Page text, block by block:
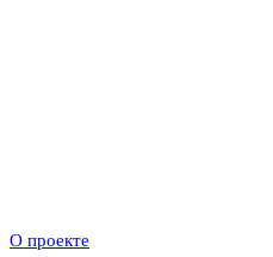
О проекте